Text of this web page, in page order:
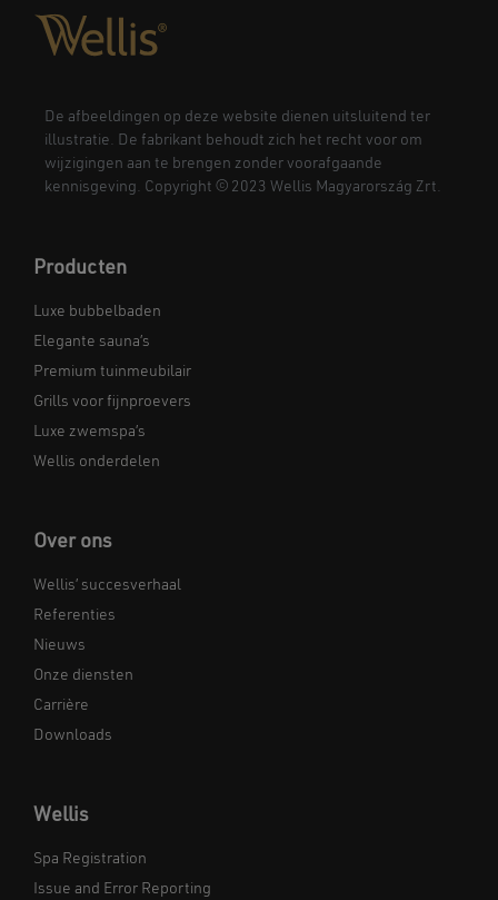
De afbeeldingen op deze website dienen uitsluitend ter
illustratie. De fabrikant behoudt zich het recht voor om
wijzigingen aan te brengen zonder voorafgaande
kennisgeving. Copyright © 2023 Wellis Magyarország Zrt.
Producten
Luxe bubbelbaden
Elegante sauna’s
Premium tuinmeubilair
Grills voor fijnproevers
Luxe zwemspa’s
Wellis onderdelen
Over ons
Wellis’ succesverhaal
Referenties
Nieuws
Onze diensten
Carrière
Downloads
Wellis
Spa Registration
Issue and Error Reporting